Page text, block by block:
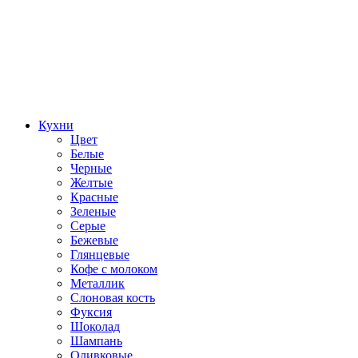
Кухни
Цвет
Белые
Черные
Желтые
Красные
Зеленые
Серые
Бежевые
Глянцевые
Кофе с молоком
Металлик
Слоновая кость
Фуксия
Шоколад
Шампань
Оливковые